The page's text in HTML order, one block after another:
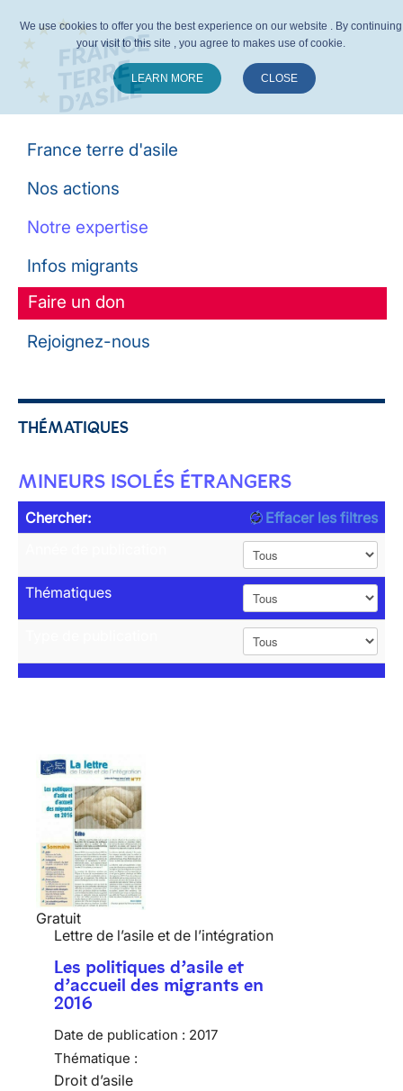
France terre d'asile
Nos actions
Notre expertise
Infos migrants
Faire un don
Rejoignez-nous
THÉMATIQUES
MINEURS ISOLÉS ÉTRANGERS
Chercher:
Effacer les filtres
Thématiques
Gratuit
Lettre de l’asile et de l’intégration
Les politiques d’asile et
d’accueil des migrants en
2016
Date de publication : 2017
Thématique :
Droit d’asile
We use cookies to offer you the best experience on our website . By continuing
your visit to this site , you agree to makes use of cookie.
LEARN MORE CLOSE